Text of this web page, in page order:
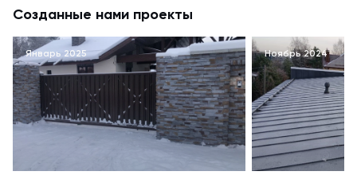
Созданные нами проекты
Январь 2025 Ноябрь 2024